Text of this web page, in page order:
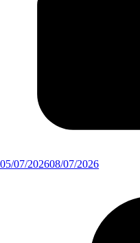
05/07/202608/07/2026